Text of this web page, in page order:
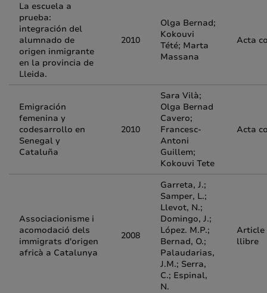
La escuela a
prueba:
integración del
alumnado de
origen inmigrante
en la provincia de
Lleida.
2010
Olga Bernad;
Kokouvi
Tété; Marta
Massana
Acta
Emigración
femenina y
codesarrollo en
Senegal y
Cataluña
2010
Sara Vilà;
Olga Bernad
Cavero;
Francesc-
Antoni
Guillem;
Kokouvi Tete
Acta
Associacionisme i
acomodació dels
immigrats d'origen
africà a Catalunya
2008
Garreta, J.;
Samper, L.;
Llevot, N.;
Domingo, J.;
López. M.P.;
Bernad, O.;
Palaudarias,
J.M.; Serra,
C.; Espinal,
N.
Article
llibre